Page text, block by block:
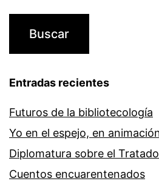
Entradas recientes
Futuros de la bibliotecología
Yo en el espejo, en
Diplomatura sobre el
Cuentos encuarentenados